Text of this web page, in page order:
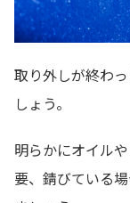
取り外しが終わ
しょう。
明らかにオイル
要、錆びている